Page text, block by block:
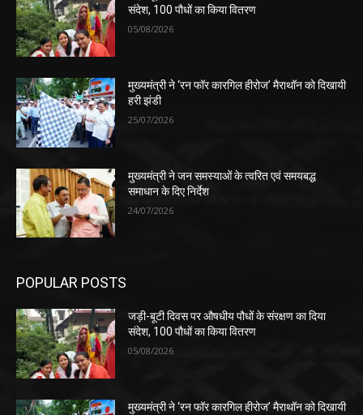
संदेश, 100 पौधों का किया वितरण
05/08/2026
मुख्यमंत्री ने ‘रन फॉर कारगिल हीरोज’ मैराथॉन को दिखायी
हरी झंडी
25/07/2026
मुख्यमंत्री ने जन समस्याओं के त्वरित एवं समयबद्ध
समाधान के दिए निर्देश
24/07/2026
POPULAR POSTS
जड़ी-बूटी दिवस पर औषधीय पौधों के संरक्षण का दिया
संदेश, 100 पौधों का किया वितरण
05/08/2026
मुख्यमंत्री ने ‘रन फॉर कारगिल हीरोज’ मैराथॉन को दिखायी